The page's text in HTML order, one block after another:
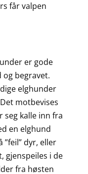
får valpen
er gode
begravet.
elghunder
motbevises
seg kalle inn fra
en elghund
”feil” dyr, eller
gjenspeiles i de
fra høsten